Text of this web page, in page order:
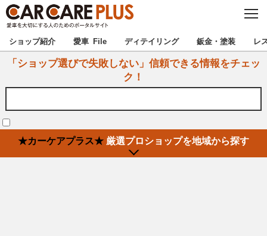
C
S
E
★カーケアプラス認定★ 厳選プロショップを地域から探す
北海道 東北
東海 関西
ショップ紹介 愛車 File ディテイリング 鈑金・塗装 レ
「ショップ選びで失敗しない」信頼できる情報をチェッ
ク！
★カーケアプラス★ 厳選プロショップを地域から探す